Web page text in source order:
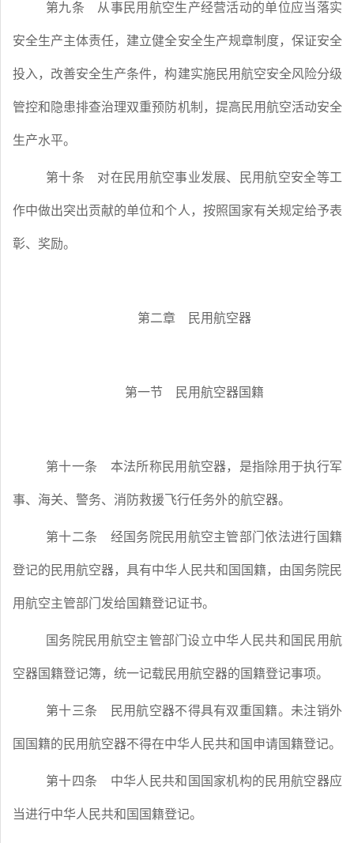
第九条 从事民用航空生产经营活动的单位应当落实
安全生产主体责任，建立健全安全生产规章制度，保证安全
投入，改善安全生产条件，构建实施民用航空安全风险分级
管控和隐患排查治理双重预防机制，提高民用航空活动安全
生产水平。
第十条 对在民用航空事业发展、民用航空安全等工
作中做出突出贡献的单位和个人，按照国家有关规定给予表
彰、奖励。
第二章 民用航空器
第一节 民用航空器国籍
第十一条 本法所称民用航空器，是指除用于执行军
事、海关、警务、消防救援飞行任务外的航空器。
第十二条 经国务院民用航空主管部门依法进行国籍
登记的民用航空器，具有中华人民共和国国籍，由国务院民
用航空主管部门发给国籍登记证书。
国务院民用航空主管部门设立中华人民共和国民用航
空器国籍登记簿，统一记载民用航空器的国籍登记事项。
第十三条 民用航空器不得具有双重国籍。未注销外
国国籍的民用航空器不得在中华人民共和国申请国籍登记。
第十四条 中华人民共和国国家机构的民用航空器应
当进行中华人民共和国国籍登记。